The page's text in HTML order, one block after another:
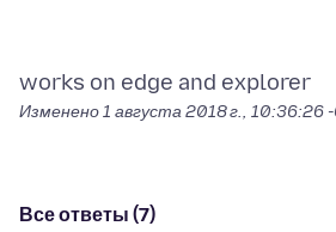
Изменено1 августа 2018 г., 10:36:26
Все ответы (7)